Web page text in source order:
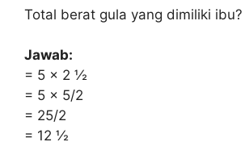
Total berat gula yang dimiliki ibu?
Jawab:
= 5 x 2 ½
= 5 x 5/2
= 25/2
= 12 ½